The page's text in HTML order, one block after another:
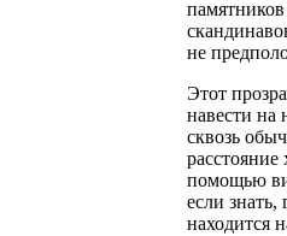
не
Этот
навести на
сквозь
помощью
если
находится